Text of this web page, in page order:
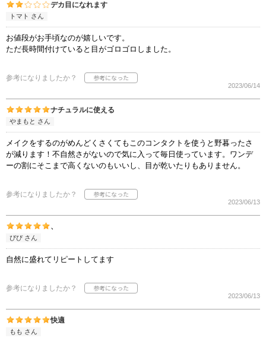
デカ目になれます
トマト さん
お値段がお手頃なのが嬉しいです。
ただ長時間付けていると目がゴロゴロしました。
参考になりましたか？
2023/06/14
ナチュラルに使える
やまもと さん
メイクをするのがめんどくさくてもこのコンタクトを使うと野暮ったさ
が減ります！不自然さがないので気に入って毎日使っています。ワンデ
ーの割にそこまで高くないのもいいし、目が乾いたりもありません。
参考になりましたか？
2023/06/13
、
ぴぴ さん
自然に盛れてリピートしてます
参考になりましたか？
2023/06/13
快適
もも さん